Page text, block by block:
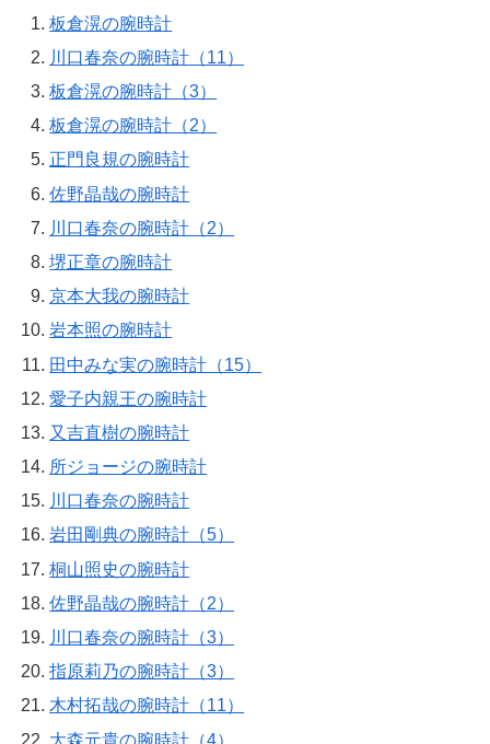
板倉滉の腕時計
川口春奈の腕時計（11）
板倉滉の腕時計（3）
板倉滉の腕時計（2）
正門良規の腕時計
佐野晶哉の腕時計
川口春奈の腕時計（2）
堺正章の腕時計
京本大我の腕時計
岩本照の腕時計
田中みな実の腕時計（15）
愛子内親王の腕時計
又吉直樹の腕時計
所ジョージの腕時計
川口春奈の腕時計
岩田剛典の腕時計（5）
桐山照史の腕時計
佐野晶哉の腕時計（2）
川口春奈の腕時計（3）
指原莉乃の腕時計（3）
木村拓哉の腕時計（11）
大森元貴の腕時計（4）